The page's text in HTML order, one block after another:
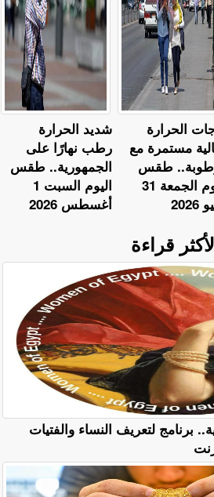
​شديد الحرارة
رطب نهارًا على
الجمهورية.. طقس
اليوم السبت 1
أغسطس 2026
الحرارة
مستمرة مع
طقس
اليوم الجمعة 31
قراءة
برنامج لتعريف النساء والفتيات